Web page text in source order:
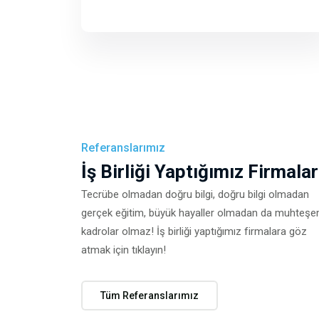
Referanslarımız
İş Birliği Yaptığımız Firmalar
Tecrübe olmadan doğru bilgi, doğru bilgi olmadan
gerçek eğitim, büyük hayaller olmadan da
kadrolar olmaz! İş birliği yaptığımız firmalara göz
atmak için tıklayın!
Tüm Referanslarımız